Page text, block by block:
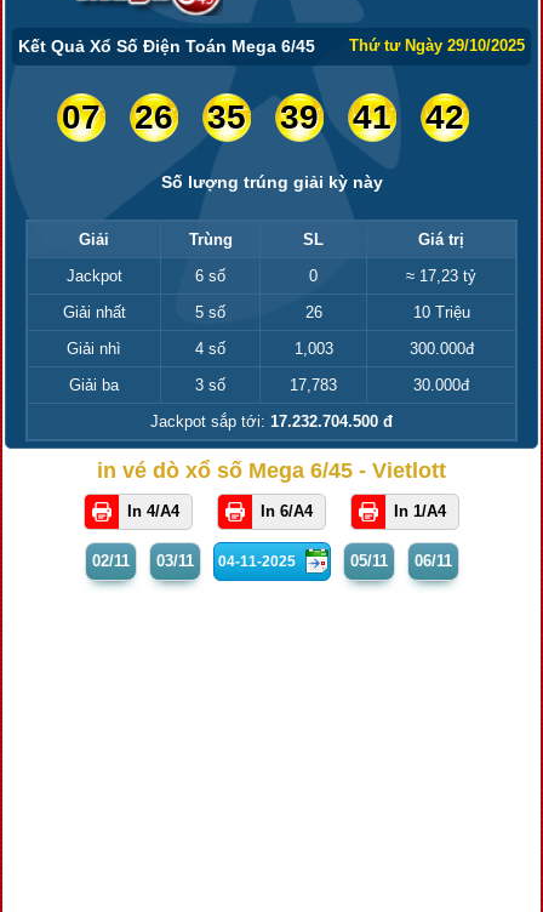
Kết Quả Xổ Số Điện Toán Mega 6/45 Thứ tư Ngày 29/10/2025
07 26 35 39 41 42
Số lượng trúng giải kỳ này
Giải Trùng SL
Giá trị
Jackpot
6 số 0
≈ 17,23 tỷ
Giải nhất
5 số 26
10 Triệu
Giải nhì
4 số 1,003
300.000đ
Giải ba
3 số 17,783
30.000đ
Jackpot sắp tới: 17.232.704.500 đ
in vé dò xổ số Mega 6/45 - Vietlott
In 4/A4 In 6/A4 In 1/A4
02/11 03/11 05/11 06/11